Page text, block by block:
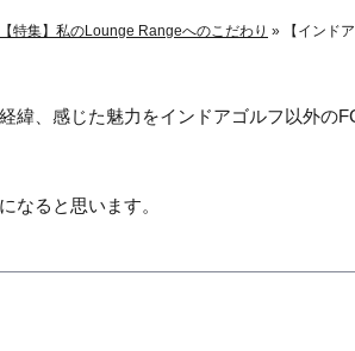
【特集】私のLounge Rangeへのこだわり » 【インド
緯、感じた魅力をインドアゴルフ以外の
なると思います。